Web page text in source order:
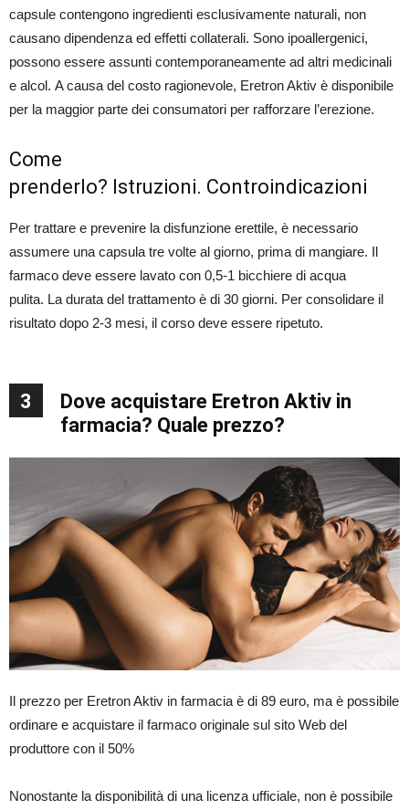
capsule contengono ingredienti esclusivamente naturali, non
causano dipendenza ed effetti collaterali. Sono ipoallergenici,
possono essere assunti contemporaneamente ad altri medicinali
e alcol. A causa del costo ragionevole, Eretron Aktiv è disponibile
per la maggior parte dei consumatori per rafforzare l’erezione.
Come
prenderlo? Istruzioni. Controindicazioni
Per trattare e prevenire la disfunzione erettile, è necessario
assumere una capsula tre volte al giorno, prima di mangiare. Il
farmaco deve essere lavato con 0,5-1 bicchiere di acqua
pulita. La durata del trattamento è di 30 giorni. Per consolidare il
risultato dopo 2-3 mesi, il corso deve essere ripetuto.
3
Dove acquistare Eretron Aktiv in
farmacia? Quale prezzo?
Il prezzo per Eretron Aktiv in farmacia è di 89 euro, ma è possibile
ordinare e acquistare il farmaco originale sul sito Web del
produttore con il 50%
Nonostante la disponibilità di una licenza ufficiale, non è possibile